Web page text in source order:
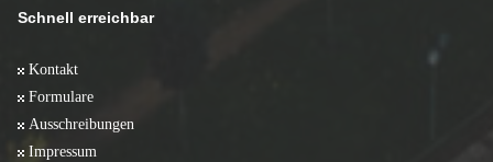
Schnell erreichbar
Kontakt
Formulare
Ausschreibungen
Impressum